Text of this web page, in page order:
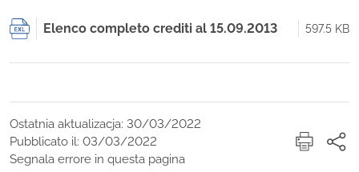
Elenco completo crediti al 15.09.2013 597.5 KB
Ostatnia aktualizacja: 30/03/2022
Pubblicato il: 03/03/2022
Segnala errore in questa pagina